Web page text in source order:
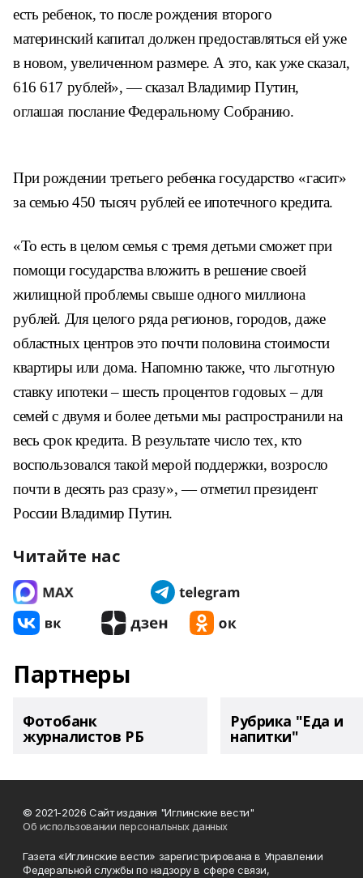
есть ребенок, то после рождения второго
материнский капитал должен предоставляться ей уже
в новом, увеличенном размере. А это, как уже сказал,
616 617 рублей», — сказал Владимир Путин,
оглашая послание Федеральному Собранию.
При рождении третьего ребенка государство «гасит»
за семью 450 тысяч рублей ее ипотечного кредита.
«То есть в целом семья с тремя детьми сможет при
помощи государства вложить в решение своей
жилищной проблемы свыше одного миллиона
рублей. Для целого ряда регионов, городов, даже
областных центров это почти половина стоимости
квартиры или дома. Напомню также, что льготную
ставку ипотеки – шесть процентов годовых – для
семей с двумя и более детьми мы распространили на
весь срок кредита. В результате число тех, кто
воспользовался такой мерой поддержки, возросло
почти в десять раз сразу», — отметил президент
России Владимир Путин.
Читайте нас
Партнеры
Фотобанк
журналистов РБ
Рубрика "Еда и
напитки"
© 2021-2026 Сайт издания "Иглинские вести"
Об использовании персональных данных
Газета «Иглинские вести» зарегистрирована в Управлении
Федеральной службы по надзору в сфере связи,